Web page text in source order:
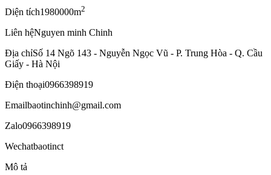
Diện tích1980000m2
Liên hệNguyen minh Chinh
Địa chỉSố 14 Ngõ 143 - Nguyễn Ngọc Vũ - P. Trung Hòa - Q. Cầu
Giấy - Hà Nội
Điện thoại0966398919
Emailbaotinchinh@gmail.com
Zalo0966398919
Wechatbaotinct
Mô tả